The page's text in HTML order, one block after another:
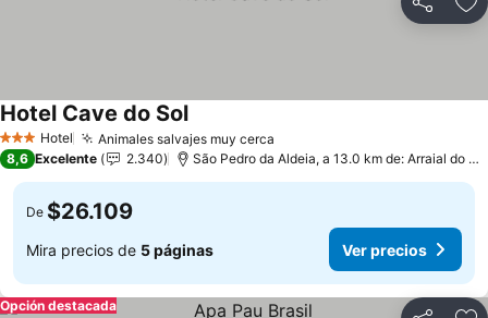
Compartir
3 Estrellas
Hotel Animales salvajes muy cerca
Hotel Cave do SolVer precios
8,6 Excelente 2.340 São Pedro da Aldeia, a 13.0 km de: Arraial do
De $26.109
Mira precios de 5 páginas Ver precios
Opción destacada